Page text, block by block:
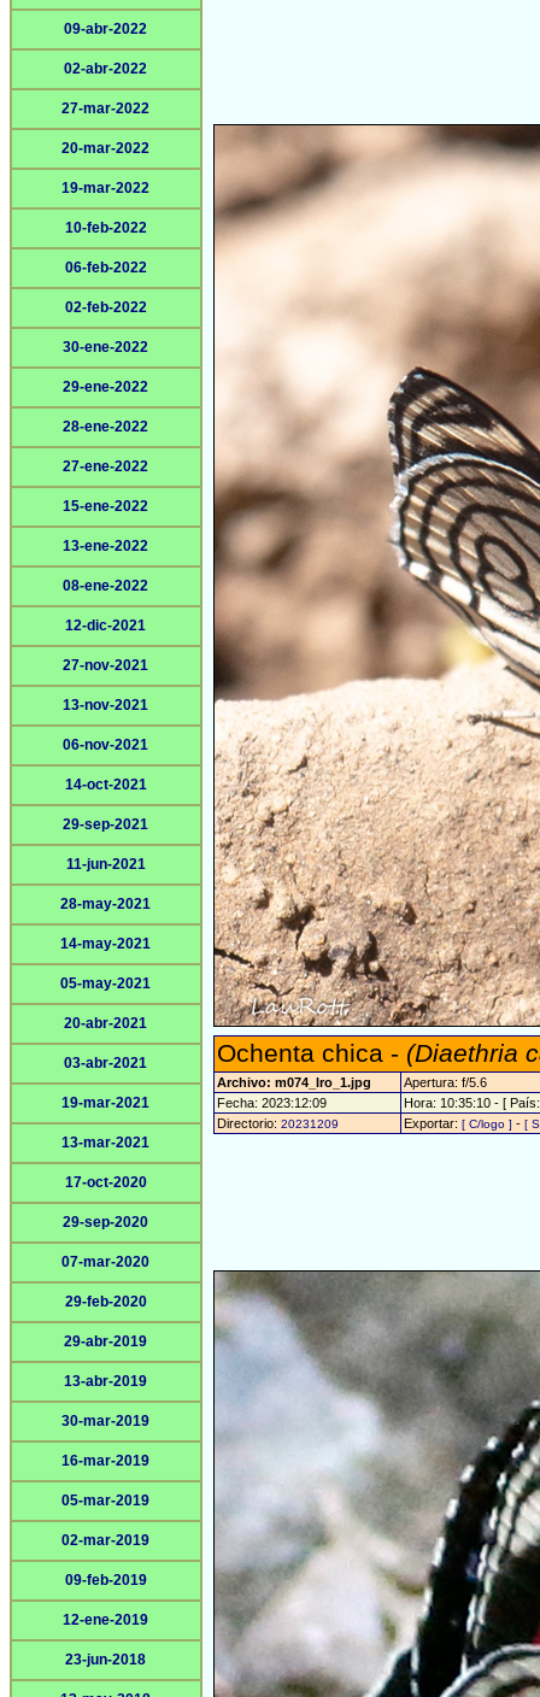
09-abr-2022
02-abr-2022
27-mar-2022
20-mar-2022
19-mar-2022
10-feb-2022
06-feb-2022
02-feb-2022
30-ene-2022
29-ene-2022
28-ene-2022
27-ene-2022
15-ene-2022
13-ene-2022
08-ene-2022
12-dic-2021
27-nov-2021
13-nov-2021
06-nov-2021
14-oct-2021
29-sep-2021
11-jun-2021
28-may-2021
14-may-2021
05-may-2021
20-abr-2021
03-abr-2021
19-mar-2021
13-mar-2021
17-oct-2020
29-sep-2020
07-mar-2020
29-feb-2020
29-abr-2019
13-abr-2019
30-mar-2019
16-mar-2019
05-mar-2019
02-mar-2019
09-feb-2019
12-ene-2019
23-jun-2018
Ochenta chica - (Diaethria
Archivo: m074_lro_1.jpg
Apertura: f/5.6
Fecha: 2023:12:09
Hora: 10:35:10 - [
Directorio: 20231209 Exportar: [ C/logo ] - [